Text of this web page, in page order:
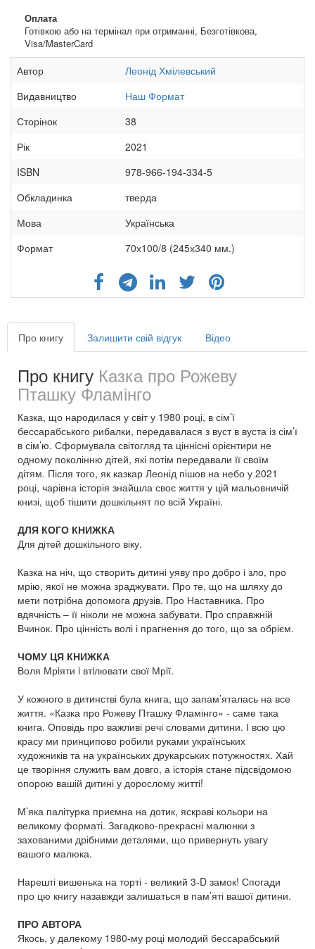
Оплата
Готівкою або на термінал при отриманні, Безготівкова,
Visa/MasterCard
Автор
Леонід Хмілевський
Видавництво
Наш Формат
Сторінок
38
Рік
2021
ISBN
978-966-194-334-5
Обкладинка
тверда
Мова
Українська
Формат
70х100/8 (245х340 мм.)
Про книгу Залишити свій відгук Відео
Про книгу Казка про Рожеву
Пташку Фламінго
Казка, що народилася у світ у 1980 році, в сім’ї
бессарабського рибалки, передавалася з вуст в вуста із сім’ї
в сім’ю. Сформувала світогляд та ціннісні орієнтири не
одному поколінню дітей, які потім передавали її своїм
дітям. Після того, як казкар Леонід пішов на небо у 2021
році, чарівна історія знайшла своє життя у цій мальовничій
книзі, щоб тішити дошкільнят по всій Україні.
ДЛЯ КОГО КНИЖКА
Для дітей дошкільного віку.
Казка на ніч, що створить дитині уяву про добро і зло, про
мрію, якої не можна зраджувати. Про те, що на шляху до
мети потрібна допомога друзів. Про Наставника. Про
вдячність – її ніколи не можна забувати. Про справжній
Вчинок. Про цінність волі і прагнення до того, що за обрієм.
ЧОМУ ЦЯ КНИЖКА
Воля Мрiяти i втiлювати свої Мрiї.
У кожного в дитинстві була книга, що запам’яталась на все
життя. «Казка про Рожеву Пташку Фламінго» - саме така
книга. Оповідь про важливі речі словами дитини. І всю цю
красу ми принципово робили руками українських
художників та на українських друкарських потужностях. Хай
це творіння служить вам довго, а історія стане підсвідомою
опорою вашій дитині у дорослому житті!
М’яка палітурка приємна на дотик, яскраві кольори на
великому форматі. Загадково-прекрасні малюнки з
захованими дрібними деталями, що привернуть увагу
вашого малюка.
Нарешті вишенька на торті - великий 3-D замок! Спогади
про цю книгу назавжди залишаться в пам’яті вашої дитини.
ПРО АВТОРА
Якось, у далекому 1980-му році молодий бессарабський